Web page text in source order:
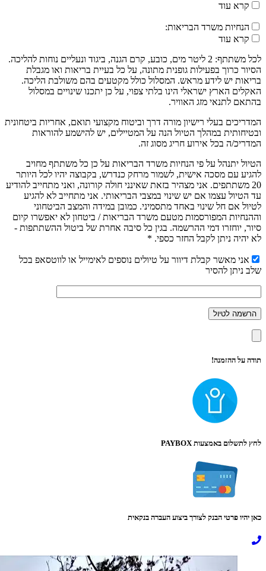
קרא עוד
הנחיות משרד הבריאות:
קרא עוד
לכל משתתף: 2 ליטר מים, כובע, קרם הגנה, ביגוד ונעליים נוחות להליכה.
הסיור כרוך בפעילות גופנית מתונה, על כל בעיית בריאות ואו מגבלת
בריאות יש לידע מראש. המסלול כולל מקטעים בהם משולבת הליכה.
האקלים הארץ ישראלי הינו בלתי צפוי, על כן יתכנו שינויים במסלול
בהתאם לתנאי מזג האוויר.
המדריכים בעלי רישיון מורה דרך וביטוח מקצועי תואם, אחריות ביטחונית
ובטיחותית במהלך הטיול הנה על המטיילים, יש להישמע להוראות
המדריכ/ה בכל אירוע חריג מסוג זה.
הטיול יתנהל על פי הנחיות משרד הבריאות על כן כל משתתף מחויב
להגיע עם מסכה אישית, לשמור מרחק כנדרש, בקבוצה יהיו לכל היותר
20 משתתפים. אני מצהיר בזאת שאינני חולה קורונה, ואני מתחייב להודיע
עד הטיול עצמו אם יש שינוי במצבי הבריאותי. אני מתחייב לא להגיע
לטיול אם חל שינוי באחד מתסמיני. כמובן במידה והמצב הביטחוני
וההנחיות המפורסמות מטעם משרד הבריאות / ביטחון לא יאפשרו קיום
סיור, יוחזרו דמי ההרשמה. בגין כל סיבה אחרת של ביטול ההשתתפות -
לא יהיה ניתן לקבל החזר כספי. *
אני מאשר קבלת דיוור על טיולים נוספים לאימייל או לווטסאפ בכל
שלב ניתן להסיר
תודה על ההזמנה!
לחץ לתשלום באמצעות PAYBOX
כאן יהיו פרטי הבנק לצורך ביצוע העברה בנקאית